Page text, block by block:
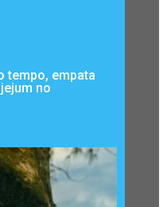
tempo, empata
no